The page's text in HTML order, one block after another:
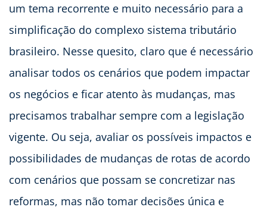
um tema recorrente e muito necessário para a
simplificação do complexo sistema tributário
brasileiro. Nesse quesito, claro que é necessário
analisar todos os cenários que podem impactar
os negócios e ficar atento às mudanças, mas
precisamos trabalhar sempre com a legislação
vigente. Ou seja, avaliar os possíveis impactos e
possibilidades de mudanças de rotas de acordo
com cenários que possam se concretizar nas
reformas, mas não tomar decisões única e